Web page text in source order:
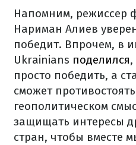
Напомним, режиссер
Нариман Алиев
победит. Впрочем, в
Ukrainians поделился,
просто победить, а
сможет
геополитическом
защищать интересы
стран, чтобы вместе